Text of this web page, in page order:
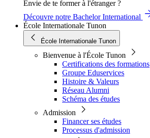
Envie de te former à l'étranger ?
Découvre notre Bachelor International
École Internationale Tunon
École Internationale Tunon
Bienvenue à l'École Tunon
Certifications des formations
Groupe Eduservices
Histoire & Valeurs
Réseau Alumni
Schéma des études
Admission
Financer ses études
Processus d'admission